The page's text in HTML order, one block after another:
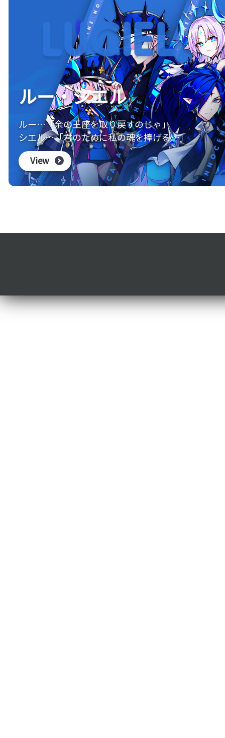
View
ズ_FANKIT キャラクター_ラ
Download